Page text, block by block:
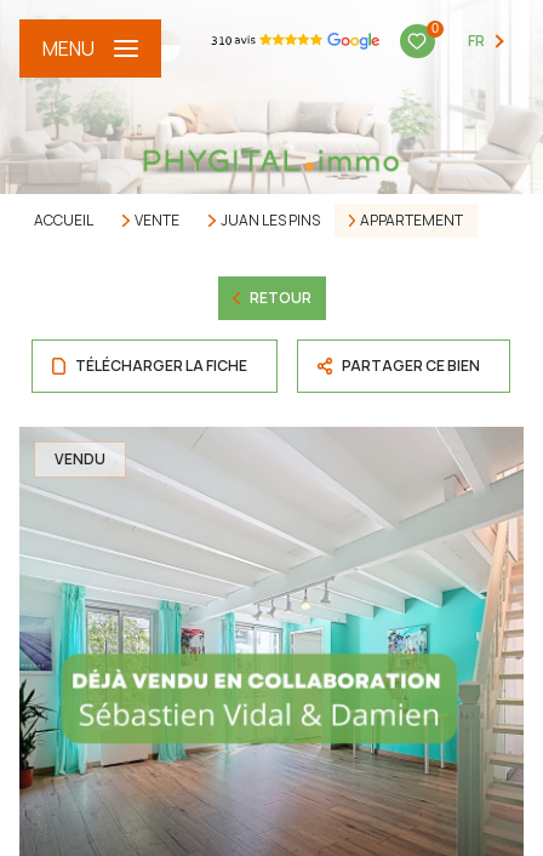
0
FR
MENU
ACCUEIL VENTE JUAN LES PINS APPARTEMENT
RETOUR
TÉLÉCHARGER LA FICHE PARTAGER CE BIEN
VENDU